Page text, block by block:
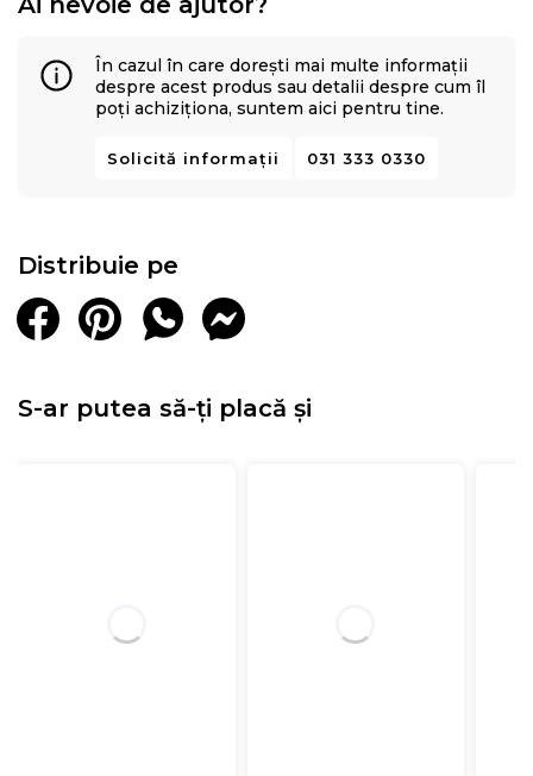
În cazul în care dorești mai multe informații
despre acest produs sau detalii despre cum îl
poți achiziționa, suntem aici pentru tine.
Solicită informații 031 333 0330
Distribuie pe
S-ar putea să-ți placă și